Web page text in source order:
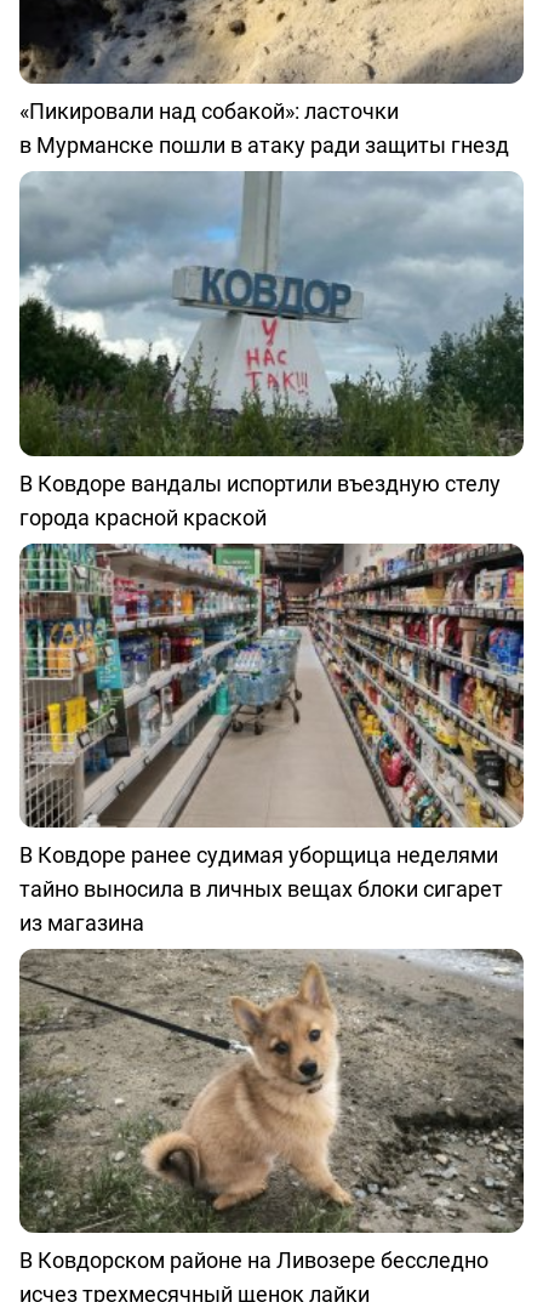
«Пикировали над собакой»: ласточки
в Мурманске пошли в атаку ради защиты гнезд
В Ковдоре вандалы испортили въездную стелу
города красной краской
В Ковдоре ранее судимая уборщица неделями
тайно выносила в личных вещах блоки сигарет
из магазина
В Ковдорском районе на Ливозере бесследно
исчез трехмесячный щенок лайки